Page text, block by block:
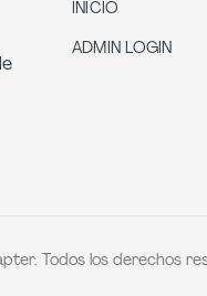
INICIO
ADMIN LOGIN
Todos los derechos